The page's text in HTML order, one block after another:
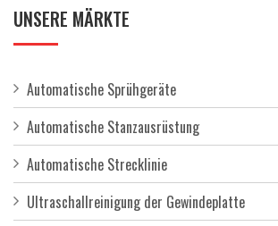
UNSERE MÄRKTE
Automatische Sprühgeräte
Automatische Stanzausrüstung
Automatische Strecklinie
Ultraschallreinigung der Gewindeplatte